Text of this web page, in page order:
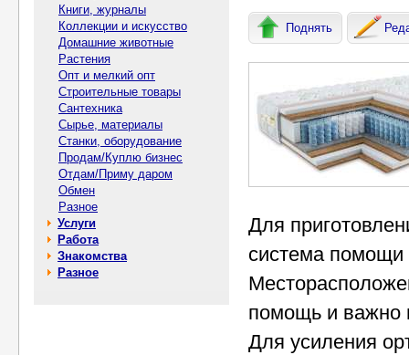
Книги, журналы
Коллекции и искусство
Домашние животные
Растения
Опт и мелкий опт
Строительные товары
Сантехника
Сырье, материалы
Станки, оборудование
Продам/Куплю бизнес
Отдам/Приму даром
Обмен
Разное
Услуги
Работа
Знакомства
Разное
Поднять
Для
система
помощь и важно
Для усиления